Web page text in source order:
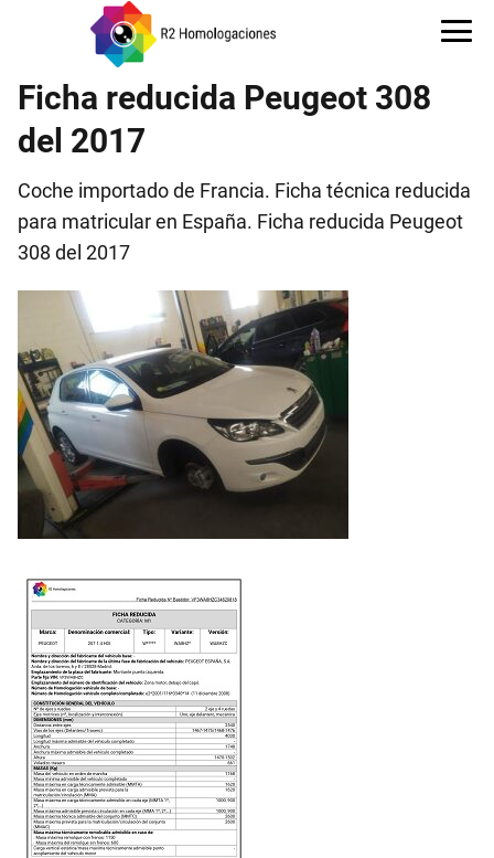
Ficha reducida Peugeot 308
del 2017
Coche importado de Francia. Ficha técnica reducida
para matricular en España. Ficha reducida Peugeot
308 del 2017